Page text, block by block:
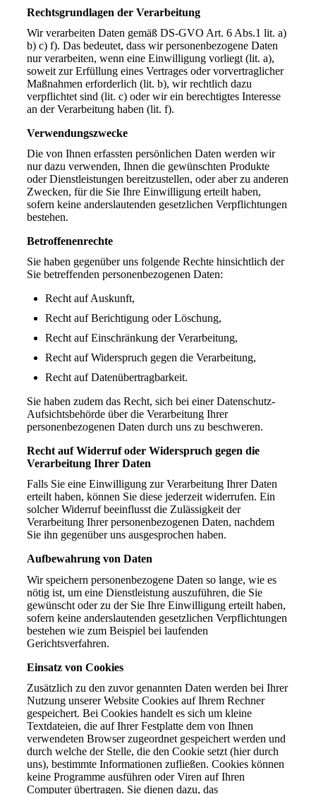
Rechtsgrundlagen der Verarbeitung
Wir verarbeiten Daten gemäß DS-GVO Art. 6 Abs.1 lit. a)
b) c) f). Das bedeutet, dass wir personenbezogene Daten
nur verarbeiten, wenn eine Einwilligung vorliegt (lit. a),
soweit zur Erfüllung eines Vertrages oder vorvertraglicher
Maßnahmen erforderlich (lit. b), wir rechtlich dazu
verpflichtet sind (lit. c) oder wir ein berechtigtes Interesse
an der Verarbeitung haben (lit. f).
Verwendungszwecke
Die von Ihnen erfassten persönlichen Daten werden wir
nur dazu verwenden, Ihnen die gewünschten Produkte
oder Dienstleistungen bereitzustellen, oder aber zu anderen
Zwecken, für die Sie Ihre Einwilligung erteilt haben,
sofern keine anderslautenden gesetzlichen Verpflichtungen
bestehen.
Betroffenenrechte
Sie haben gegenüber uns folgende Rechte hinsichtlich der
Sie betreffenden personenbezogenen Daten:
Recht auf Auskunft,
Recht auf Berichtigung oder Löschung,
Recht auf Einschränkung der Verarbeitung,
Recht auf Widerspruch gegen die Verarbeitung,
Recht auf Datenübertragbarkeit.
Sie haben zudem das Recht, sich bei einer Datenschutz-
Aufsichtsbehörde über die Verarbeitung Ihrer
personenbezogenen Daten durch uns zu beschweren.
Recht auf Widerruf oder Widerspruch gegen die
Verarbeitung Ihrer Daten
Falls Sie eine Einwilligung zur Verarbeitung Ihrer Daten
erteilt haben, können Sie diese jederzeit widerrufen. Ein
solcher Widerruf beeinflusst die Zulässigkeit der
Verarbeitung Ihrer personenbezogenen Daten, nachdem
Sie ihn gegenüber uns ausgesprochen haben.
Aufbewahrung von Daten
Wir speichern personenbezogene Daten so lange, wie es
nötig ist, um eine Dienstleistung auszuführen, die Sie
gewünscht oder zu der Sie Ihre Einwilligung erteilt haben,
sofern keine anderslautenden gesetzlichen Verpflichtungen
bestehen wie zum Beispiel bei laufenden
Gerichtsverfahren.
Einsatz von Cookies
Zusätzlich zu den zuvor genannten Daten werden bei Ihrer
Nutzung unserer Website Cookies auf Ihrem Rechner
gespeichert. Bei Cookies handelt es sich um kleine
Textdateien, die auf Ihrer Festplatte dem von Ihnen
verwendeten Browser zugeordnet gespeichert werden und
durch welche der Stelle, die den Cookie setzt (hier durch
uns), bestimmte Informationen zufließen. Cookies können
keine Programme ausführen oder Viren auf Ihren
Computer übertragen. Sie dienen dazu, das